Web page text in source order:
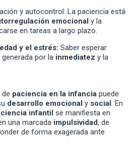
y autocontrol: La paciencia está
emocional y la
en tareas a largo plazo.
y el estrés: Saber esperar
generada por la inmediatez y la
paciencia en la infancia puede
desarrollo emocional y social. En
infantil se manifiesta en
una marcada impulsividad, de
de forma exagerada ante